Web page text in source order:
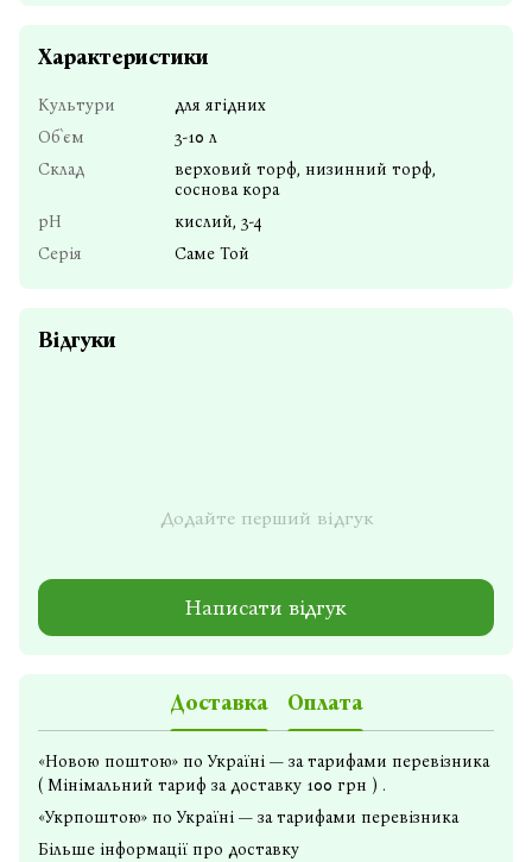
Характеристики
Культури
для ягідних
Об`єм
3-10 л
Склад
верховий торф, низинний торф,
соснова кора
pH
кислий, 3-4
Серія
Саме Той
Відгуки
Додайте перший відгук
Написати відгук
Доставка Оплата
«Новою поштою» по Україні — за тарифами перевізника
( Мінімальний тариф за доставку 100 грн ) .
«Укрпоштою» по Україні — за тарифами перевізника
Більше інформації про доставку